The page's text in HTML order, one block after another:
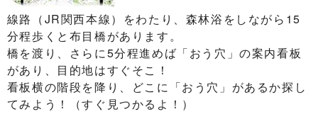
線路（JR関西本線）をわたり、森林浴をしながら15
分程歩くと布目橋があります。
橋を渡り、さらに5分程進めば「おう穴」の案内看板
があり、目的地はすぐそこ！
看板横の階段を降り、どこに「おう穴」があるか探し
てみよう！（すぐ見つかるよ！）